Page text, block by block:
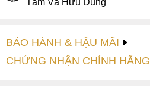
BẢO HÀNH & HẬU MÃI
CHỨNG NHẬN CHÍNH HÃNG